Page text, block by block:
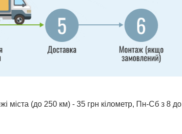
міста (до 250 км) - 35 грн кілометр, Пн-Сб з 8 до